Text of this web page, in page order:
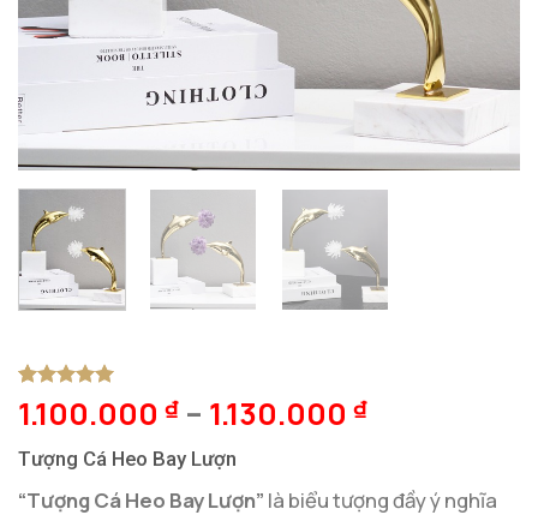
5trên 5
dựa trên
1
1.100.000 ₫ – 1.130.000 ₫
Tượng Cá Heo Bay Lượn
“Tượng Cá Heo Bay Lượn” là biểu tượng đầy ý nghĩa